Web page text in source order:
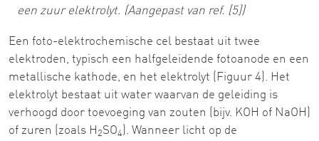
een zuur elektrolyt. (Aangepast van ref. [5])
Een foto-elektrochemische cel bestaat uit twee
elektroden, typisch een halfgeleidende fotoanode en een
metallische kathode, en het elektrolyt (Figuur 4). Het
elektrolyt bestaat uit water waarvan de geleiding is
verhoogd door toevoeging van zouten (bijv. KOH of NaOH)
of zuren (zoals H 2SO4 ). Wanneer licht op de